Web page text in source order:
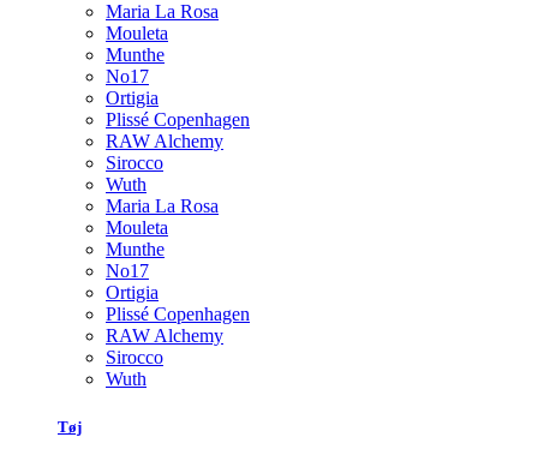
Maria La Rosa
Mouleta
Munthe
No17
Ortigia
Plissé Copenhagen
RAW Alchemy
Sirocco
Wuth
Maria La Rosa
Mouleta
Munthe
No17
Ortigia
Plissé Copenhagen
RAW Alchemy
Sirocco
Wuth
Tøj